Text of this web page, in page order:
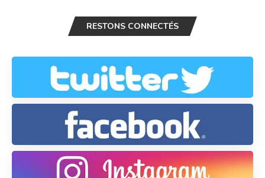
RESTONS CONNECTÉS